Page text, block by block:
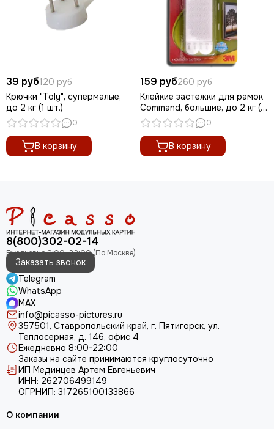
39 руб120 руб
Крючки "Toly", супермалые,
до 2 кг (1 шт.)
0
В корзину
159 руб260 руб
Клейкие застежки для рамок
Command, большие, до 2 кг (1
шт.)
0
В корзину
8(800)302-02-14
Заказать звонок
Telegram
WhatsApp
MAX
info@picasso-pictures.ru
357501, Ставропольский край, г. Пятигорск, ул.
Теплосерная, д. 146, офис 4
Ежедневно 8:00-22:00
Заказы на сайте принимаются круглосуточно
ИП Мединцев Артем Евгеньевич
ИНН: 262706499149
ОГРНИП: 317265100133866
О компании